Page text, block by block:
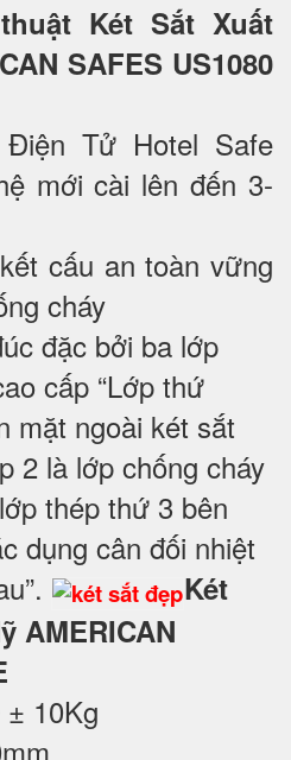
Két Sắt Xuất
SAFES US1080
Tử Hotel Safe
mới cài lên đến 3-
cấu an toàn vững
cháy
đặc bởi ba lớp
cấp “Lớp thứ
mặt ngoài két sắt
2 là lớp chống cháy
thép thứ 3 bên
dụng cân đối nhiệt
Két
AMERICAN
10Kg